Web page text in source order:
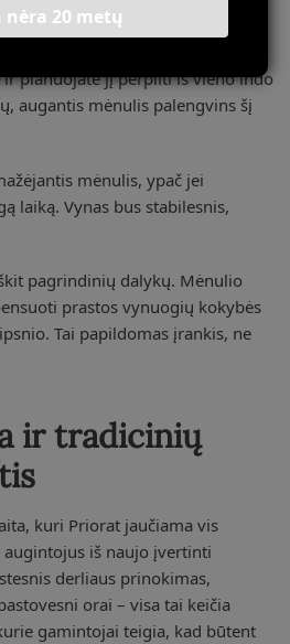
ir planuojate jį perpilti iš vieno indo
augantis mėnulis palengvins šį
mėnulis, ypač jei
laiką. Vynas bus stabilesnis,
pagrindinių dalykų. Mėnulio
prastos vynuogių kokybės
Tai papildomas įrankis, ne
ir tradicinių
kuri Priorat jaučiama vis
iš naujo įvertinti
derliaus prinokimas,
orai – visa tai keičia
gamintojai teigia, kad būtent
nėra 20 metų